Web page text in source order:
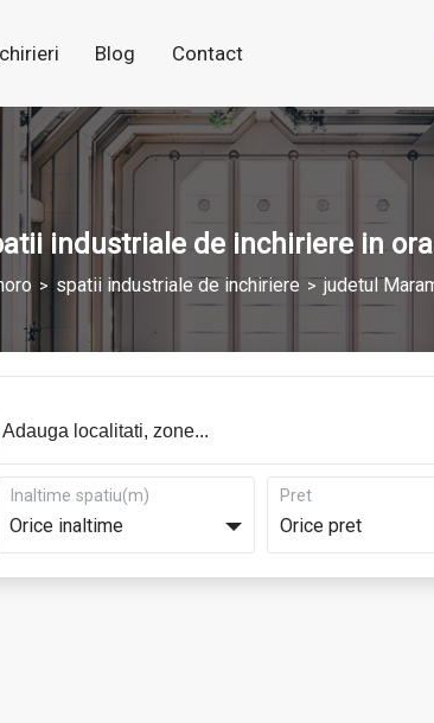
Blog Contact
industriale de inchiriere in
spatii industriale de inchiriere judetul
Inaltime spatiu(m)
Orice inaltime
Pret
Orice pret